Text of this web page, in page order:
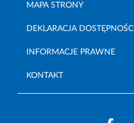
MAPA STRONY
DEKLARACJA DOSTĘPNOŚCI
INFORMACJE PRAWNE
KONTAKT